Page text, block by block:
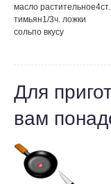
масло растительное4
тимьян1/3ч. ложки
сольпо вкусу
Для
вам